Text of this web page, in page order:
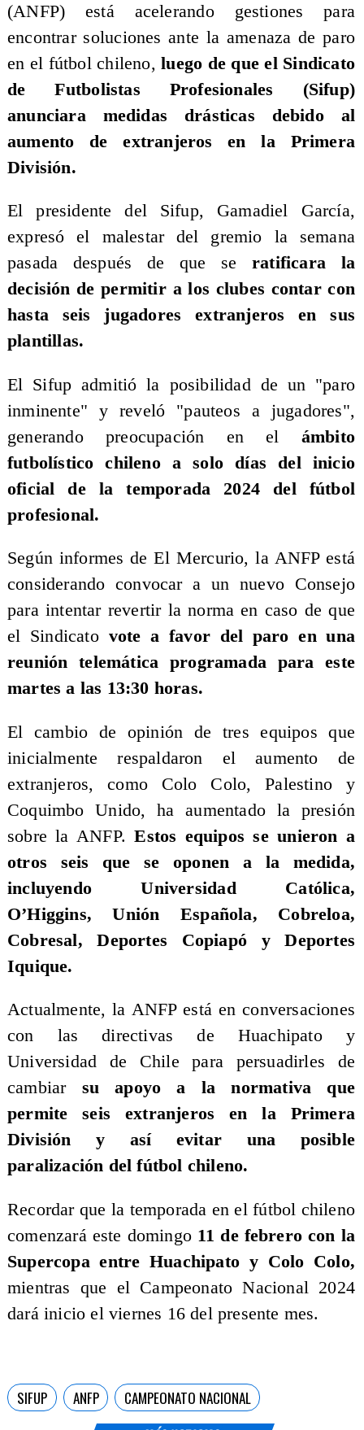
(ANFP) está acelerando gestiones para
encontrar soluciones ante la amenaza de paro
en el fútbol chileno, luego de que el Sindicato
de Futbolistas Profesionales (Sifup)
anunciara medidas drásticas debido al
aumento de extranjeros en la Primera
División.
El presidente del Sifup, Gamadiel García,
expresó el malestar del gremio la semana
pasada después de que seratificara la
decisión de permitir a los clubes contar con
hasta seis jugadores extranjeros en sus
plantillas.
​El Sifup admitió la posibilidad de un "paro
inminente" y reveló "pauteos a jugadores",
generando preocupación en el ámbito
futbolístico chileno a solo días del inicio
oficial de la temporada 2024 del fútbol
profesional.
​Según informes de El Mercurio, la ANFP está
considerando convocar a un nuevo Consejo
para intentar revertir la norma en caso de que
el Sindicatovote a favor del paro en una
reunión telemática programada para este
martes a las 13:30 horas.
​El cambio de opinión de tres equipos que
inicialmente respaldaron el aumento de
extranjeros, como Colo Colo, Palestino y
Coquimbo Unido, ha aumentado la presión
sobre la ANFP.Estos equipos se unieron a
otros seis que se oponen a la medida,
incluyendo Universidad Católica,
O’Higgins, Unión Española, Cobreloa,
Cobresal, Deportes Copiapó y Deportes
Iquique.
​Actualmente, la ANFP está en conversaciones
con las directivas de Huachipato y
Universidad de Chile para persuadirles de
cambiarsu apoyo a la normativa que
permite seis extranjeros en la Primera
División y así evitar una posible
paralización del fútbol chileno.
​Recordar que la temporada en el fútbol chileno
comenzará este domingo 11 de febrero con la
Supercopa entre Huachipato y Colo Colo,
mientras que el Campeonato Nacional 2024
dará inicio el viernes 16 del presente mes.
SIFUP ANFP CAMPEONATO NACIONAL